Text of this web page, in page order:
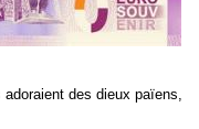
des dieux païens,